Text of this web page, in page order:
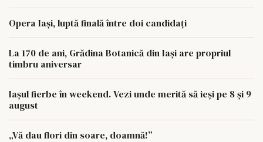
Opera Iași, luptă finală între doi candidați
La 170 de ani, Grădina Botanică din Iași are propriul
timbru aniversar
Iașul fierbe în weekend. Vezi unde merită să ieși pe 8 și 9
august
„Vă dau flori din soare, doamnă!”